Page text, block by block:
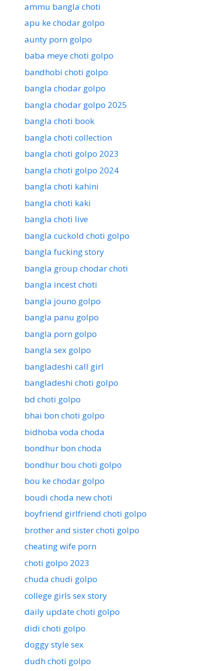
ammu bangla choti
apu ke chodar golpo
aunty porn golpo
baba meye choti golpo
bandhobi choti golpo
bangla chodar golpo
bangla chodar golpo 2025
bangla choti book
bangla choti collection
bangla choti golpo 2023
bangla choti golpo 2024
bangla choti kahini
bangla choti kaki
bangla choti live
bangla cuckold choti golpo
bangla fucking story
bangla group chodar choti
bangla incest choti
bangla jouno golpo
bangla panu golpo
bangla porn golpo
bangla sex golpo
bangladeshi call girl
bangladeshi choti golpo
bd choti golpo
bhai bon choti golpo
bidhoba voda choda
bondhur bon choda
bondhur bou choti golpo
bou ke chodar golpo
boudi choda new choti
boyfriend girlfriend choti golpo
brother and sister choti golpo
cheating wife porn
choti golpo 2023
chuda chudi golpo
college girls sex story
daily update choti golpo
didi choti golpo
doggy style sex
dudh choti golpo